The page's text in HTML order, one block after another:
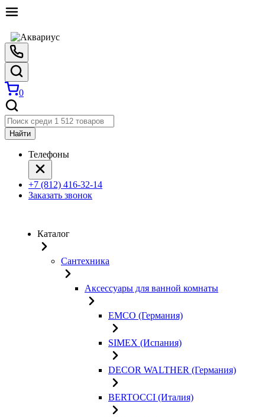
0
Найти
Телефоны
+7 (812) 416-32-14
Заказать звонок
Каталог
Сантехника
Аксессуары для ванной комнаты
EMCO (Германия)
SIMEX (Испания)
DECOR WALTHER (Германия)
BERTOCCI (Италия)